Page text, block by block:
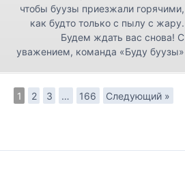
чтобы буузы приезжали горячими,
как будто только с пылу с жару.
Будем ждать вас снова! С
уважением, команда «Буду буузы»
1 2 3 … 166 Следующий »